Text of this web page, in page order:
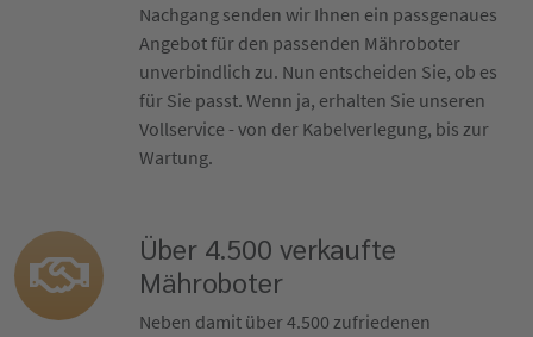
Nachgang senden wir Ihnen ein passgenaues
Angebot für den passenden Mähroboter
unverbindlich zu. Nun entscheiden Sie, ob es
für Sie passt. Wenn ja, erhalten Sie unseren
Vollservice - von der Kabelverlegung, bis zur
Wartung.
Über 4.500 verkaufte
Mähroboter
Neben damit über 4.500 zufriedenen